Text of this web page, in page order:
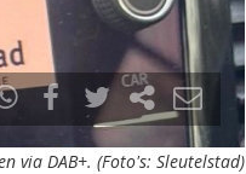
via DAB+. (Foto's: Sleutelstad)